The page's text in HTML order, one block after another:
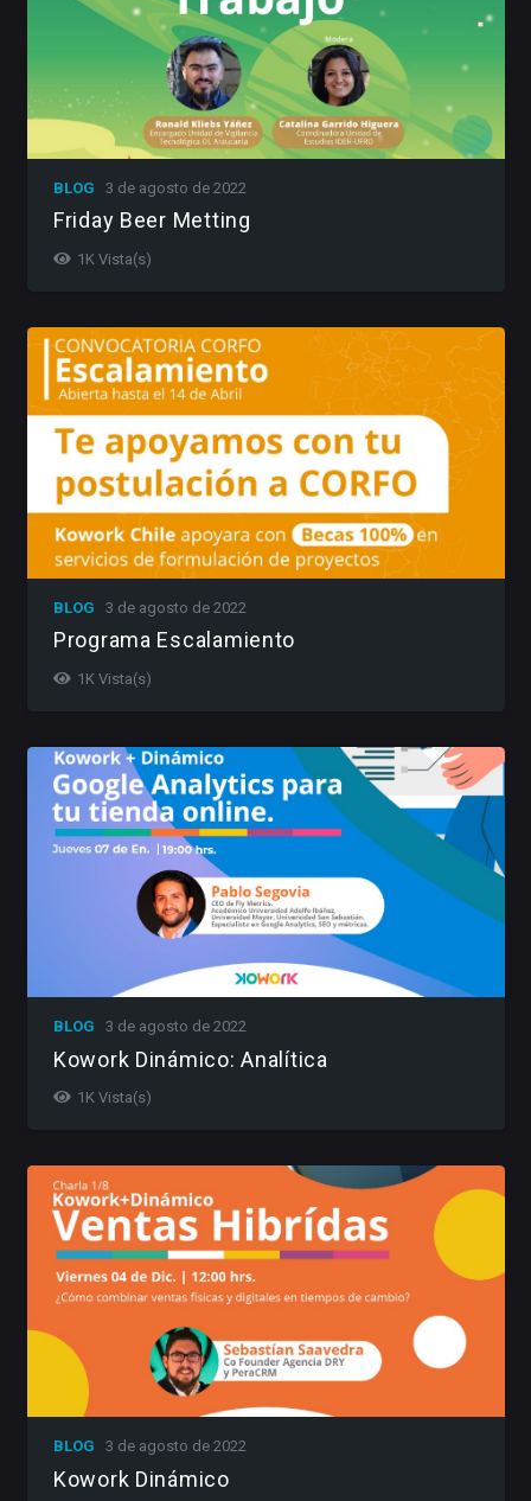
BLOG 3 de agosto de 2022
Friday Beer Metting
1K Vista(s)
BLOG 3 de agosto de 2022
Programa Escalamiento
1K Vista(s)
BLOG 3 de agosto de 2022
Kowork Dinámico: Analítica
1K Vista(s)
BLOG 3 de agosto de 2022
Kowork Dinámico